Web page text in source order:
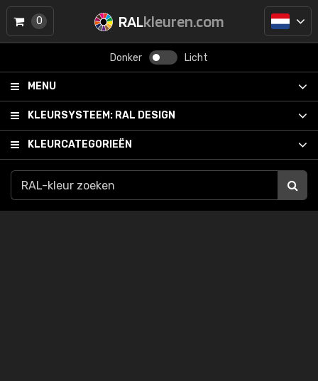
RALkleuren.com
Donker Licht
MENU
KLEURSYSTEEM: RAL DESIGN
KLEURCATEGORIEËN
0